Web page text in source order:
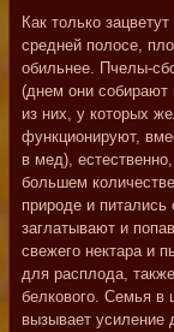
Как только
средней полосе,
обильнее. Пчелы-
(днем они собирают
из них, у которых
функционируют,
в мед),
большем
природе и
заглатывают и
свежего нектара и
для расплода,
белкового. Семья в
вызывает усиление